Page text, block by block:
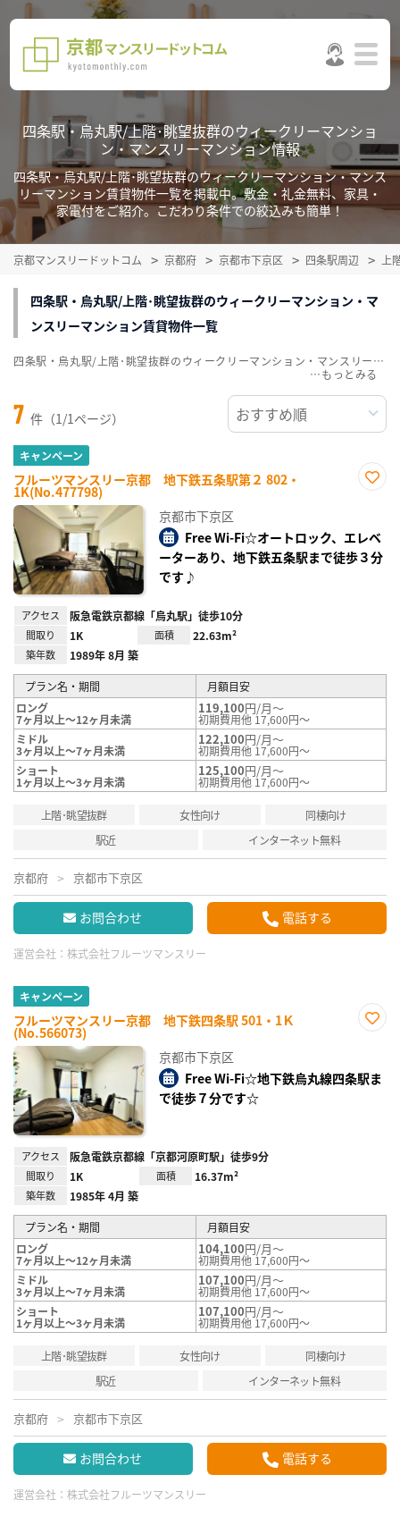
四条駅・烏丸駅/上階･眺望抜群のウィークリーマンショ
ン・マンスリーマンション情報
四条駅・烏丸駅/上階･眺望抜群のウィークリーマンション・マンス
リーマンション賃貸物件一覧を掲載中。敷金・礼金無料、家具・
家電付をご紹介。こだわり条件での絞込みも簡単！
京都マンスリードットコム 京都府 京都市下京区 四条駅周辺 上
四条駅・烏丸駅/上階･眺望抜群のウィークリーマンション・マ
ンスリーマンション賃貸物件一覧
7 件（1/1ページ）
キャンペーン
フルーツマンスリー京都 地下鉄五条駅第２ 802・
1K(No.477798)
録
京都市下京区
Free Wi-Fi☆オートロック、エレベ
ーターあり、地下鉄五条駅まで徒歩３分
です♪
アクセス 阪急電鉄京都線「烏丸駅」徒歩10分
間取り 1K 面積 22.63m²
築年数 1989年 8月 築
プラン名・期間
月額目安
ロング
7ヶ月以上～12ヶ月未満
119,100円/月～
初期費用他 17,600円～
ミドル
3ヶ月以上～7ヶ月未満
122,100円/月～
初期費用他 17,600円～
ショート
1ヶ月以上～3ヶ月未満
125,100円/月～
初期費用他 17,600円～
上階･眺望抜群 女性向け
同棲向け
駅近
インターネット無料
京都府 京都市下京区
お問合わせ 電話する
運営会社： 株式会社フルーツマンスリー
キャンペーン
フルーツマンスリー京都 地下鉄四条駅 501・1Ｋ
(No.566073)
録
京都市下京区
Free Wi-Fi☆地下鉄烏丸線四条駅ま
で徒歩７分です☆
アクセス 阪急電鉄京都線「京都河原町駅」徒歩9分
間取り 1K 面積 16.37m²
築年数 1985年 4月 築
プラン名・期間
月額目安
ロング
7ヶ月以上～12ヶ月未満
104,100円/月～
初期費用他 17,600円～
ミドル
3ヶ月以上～7ヶ月未満
107,100円/月～
初期費用他 17,600円～
ショート
1ヶ月以上～3ヶ月未満
107,100円/月～
初期費用他 17,600円～
上階･眺望抜群 女性向け
同棲向け
駅近
インターネット無料
京都府 京都市下京区
お問合わせ 電話する
運営会社： 株式会社フルーツマンスリー
四条駅・烏丸駅/上階･眺望抜群のウィークリーマンション・マンスリーマンション賃貸物件一覧を掲載中。敷金・礼金無料、家具・家電付をご紹介。こだわり条件での絞込みも簡単！
…